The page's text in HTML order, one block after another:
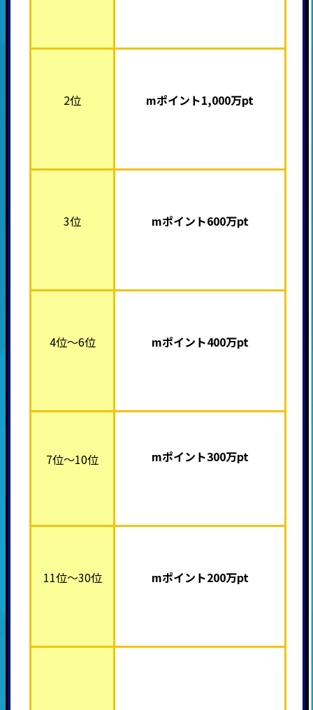
2位 mポイント1,000万pt
3位 mポイント600万pt
4位～6位 mポイント400万pt
7位～10位 mポイント300万pt
11位～30位 mポイント200万pt